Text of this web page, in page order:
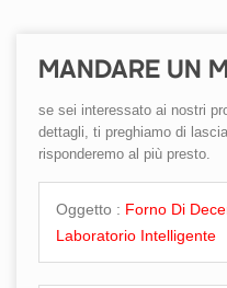
MANDARE UN
se sei interessato ai nostri
dettagli, ti preghiamo di
risponderemo al più presto.
Oggetto : Forno Di
Laboratorio Intelligente